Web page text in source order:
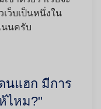
เว็บเป็นหนึ่งใน
นนครับ
นแฮก มีการ
ไหม?"